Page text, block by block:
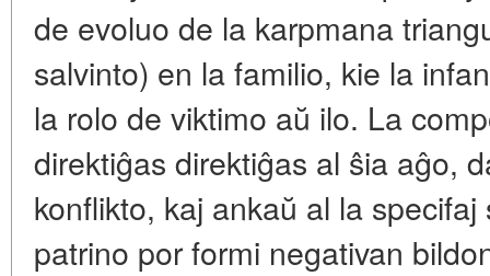
de evoluo de la karpmana
salvinto) en la familio, kie la
la rolo de viktimo aŭ ilo. La
direktiĝas direktiĝas al ŝia aĝo,
konflikto, kaj ankaŭ al la
patrino por formi negativan